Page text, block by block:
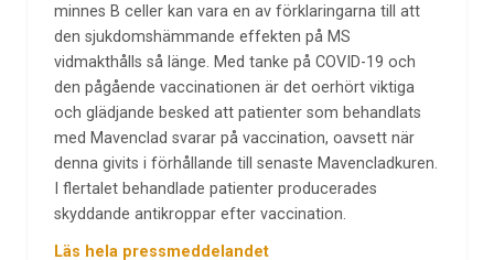
minnes B celler kan vara en av förklaringarna till att
den sjukdomshämmande effekten på MS
vidmakthålls så länge. Med tanke på COVID-19 och
den pågående vaccinationen är det oerhört viktiga
och glädjande besked att patienter som behandlats
med Mavenclad svarar på vaccination, oavsett när
denna givits i förhållande till senaste Mavencladkuren.
I flertalet behandlade patienter producerades
skyddande antikroppar efter vaccination.
Läs hela pressmeddelandet